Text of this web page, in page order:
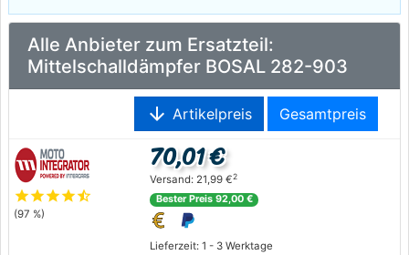
Alle Anbieter zum Ersatzteil:
Mittelschalldämpfer BOSAL 282-903
arrow_downward Artikelpreis Gesamtpreis
starstarstarstarstar_half
(97 %)
Lieferzeit: 1 - 3 Werktage
70,01 €
Versand: 21,99 €2
Bester Preis 92,00 €